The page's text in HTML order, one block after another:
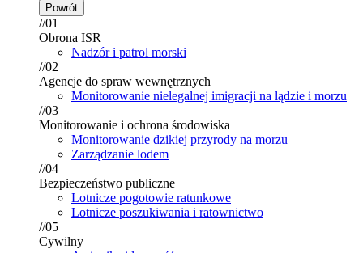
Powrót
//01
Obrona ISR
Nadzór i patrol morski
//02
Agencje do spraw wewnętrznych
Monitorowanie nielegalnej imigracji na lądzie i morzu
//03
Monitorowanie i ochrona środowiska
Monitorowanie dzikiej przyrody na morzu
Zarządzanie lodem
//04
Bezpieczeństwo publiczne
Lotnicze pogotowie ratunkowe
Lotnicze poszukiwania i ratownictwo
//05
Cywilny